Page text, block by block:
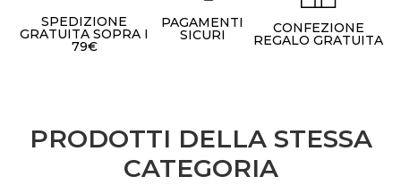
SPEDIZIONE
GRATUITA SOPRA I
79€
PAGAMENTI
SICURI CONFEZIONE
REGALO GRATUITA
PRODOTTI DELLA STESSA
CATEGORIA